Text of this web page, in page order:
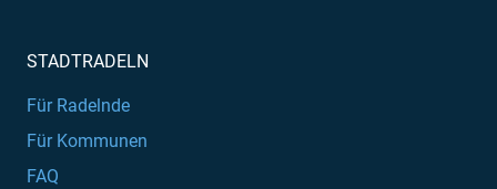
STADTRADELN
Für Radelnde
Für Kommunen
FAQ